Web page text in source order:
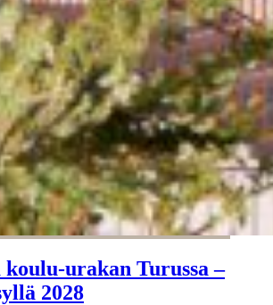
urakan Turussa –
2028